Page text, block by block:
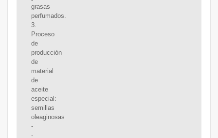
grasas
perfumados.
3.
Proceso
de
producción
de
material
de
aceite
especial:
semillas
oleaginosas
-
-